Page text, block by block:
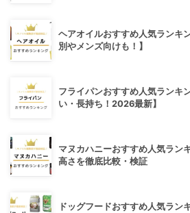
ヘアオイルおすすめ人気ランキ
別やメンズ向けも！】
フライパンおすすめ人気ランキ
い・長持ち！2026最新】
マヌカハニーおすすめ人気ラン
高さを徹底比較・検証
ドッグフードおすすめ人気ラン